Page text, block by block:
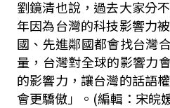
劉鏡清也說，過去大家分
年因為台灣的科技影響力
國、先進鄰國都會找台灣
量，台灣對全球的影響力
的影響力，讓台灣的話語
會更驕傲」。(編輯：宋皖